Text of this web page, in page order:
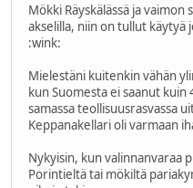
Mökki Räyskälässä ja vaimon
akselilla, niin on tullut käytyä
:wink:
Mielestäni kuitenkin vähän
kun Suomesta ei saanut
samassa teollisuusrasvassa
Keppanakellari oli varmaan
Nykyisin, kun valinnanvaraa
Porintieltä tai mökiltä